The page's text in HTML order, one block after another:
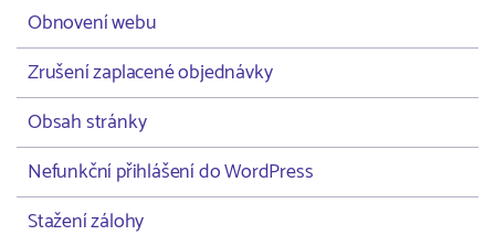
Obnovení webu
Zrušení zaplacené objednávky
Obsah stránky
Nefunkční přihlášení do WordPress
Stažení zálohy